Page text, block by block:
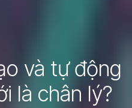
và tự động
là chân lý?